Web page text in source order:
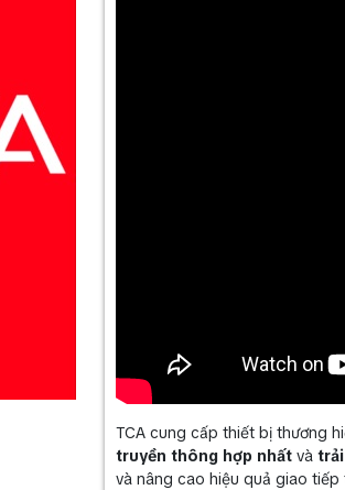
TCA cung cấp thiết bị thương
truyền thông hợp nhất và
và nâng cao hiệu quả giao